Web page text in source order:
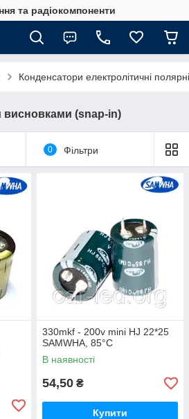
та радіокомпоненти
Конденсатори електролітичні
(snap-in)
0 Фільтри
330mkf - 200v mini HJ 22*25
SAMWHA, 85°C
В наявності
54,50 ₴
Купити